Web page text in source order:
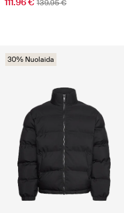
111.96 € 139.95 €
30% Nuolaida